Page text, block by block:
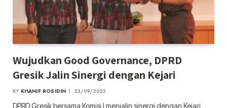
Wujudkan Good Governance, DPRD
Gresik Jalin Sinergi dengan Kejari
BY KHANIF ROSIDIN 23/09/2025
DPRD Gresik bersama Komisi I menjalin sinergi dengan Kejari